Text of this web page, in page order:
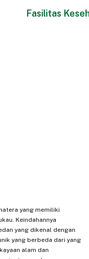
Fasilitas
yang memiliki
Keindahannya
yang dikenal dengan
yang berbeda dari yang
alam dan